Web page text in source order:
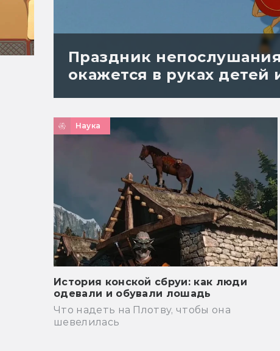
Праздник
окажется в руках детей
Наука
История конской сбруи: как люди
одевали и обували лошадь
Что надеть на Плотву, чтобы она
шевелилась